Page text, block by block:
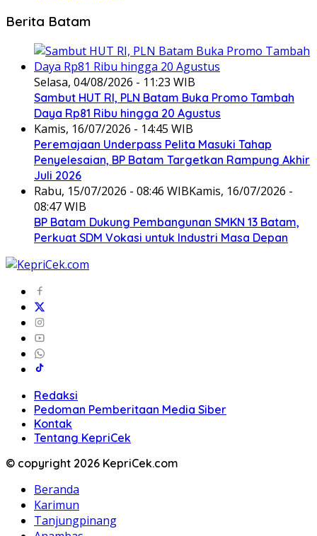
Berita Batam
Selasa, 04/08/2026 - 11:23 WIB
Sambut HUT RI, PLN Batam Buka Promo Tambah
Daya Rp81 Ribu hingga 20 Agustus
Kamis, 16/07/2026 - 14:45 WIB
Peremajaan Underpass Pelita Masuki Tahap
Penyelesaian, BP Batam Targetkan Rampung Akhir
Juli 2026
Rabu, 15/07/2026 - 08:46 WIBKamis, 16/07/2026 -
08:47 WIB
BP Batam Dukung Pembangunan SMKN 13 Batam,
Perkuat SDM Vokasi untuk Industri Masa Depan
Redaksi
Pedoman Pemberitaan Media Siber
Kontak
Tentang KepriCek
© copyright 2026 KepriCek.com
Beranda
Karimun
Tanjungpinang